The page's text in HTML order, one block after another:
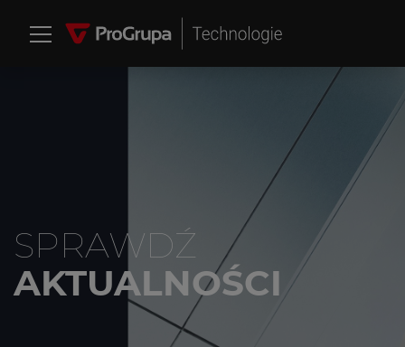
PRZESKOCZ DO TREŚCI
SPRAWDŹ
AKTUALNOŚCI